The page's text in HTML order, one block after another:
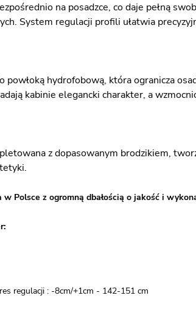
na posadzce, co daje pełną
System regulacji profili ułatwia
hydrofobową, która ogranicza
kabinie elegancki charakter, a
z dopasowanym brodzikiem,
w Polsce z ogromną dbałością o jakość i
regulacji : -8cm/+1cm - 142-151 cm